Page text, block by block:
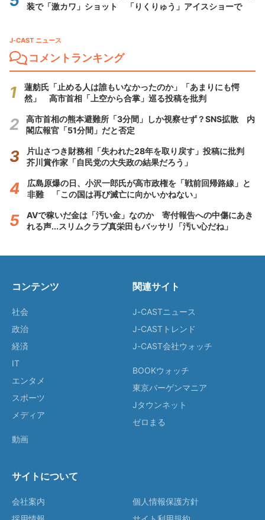
装で「激カワ」ショット 「りくりゅう」アイスショーで
J-CAST ニュース
コメントランキング
蓮舫氏「止める人は誰もいなかったのか」「あまりにも愕
然」 高市首相「上空から合掌」巡る投稿を批判
高市首相の熊本避難所「3分間」しか視察せず？SNS拡散 内
閣広報官「51分間」だと否定
片山さつき財務相「失われた28年を取り戻す」投稿に批判
芥川賞作家「自民党の大失政の結果だろう」
広島原爆の日、小沢一郎氏が高市政権を「戦前回帰路線」と
非難 「この国は再び滅亡に向かいかねない」
AVで稼いだ金は「汚い金」なのか 寄付報告への中傷にあき
れる声...スリムクラブ真栄田もバッサリ「汚い心だね」
コンテンツ
社会
政治
経済
IT
エンタメ
スポーツ
メディア
動画
関連サイト
J-CASTニュース
J-CASTトレンド
J-CAST会社ウォッチ
BOOKウォッチ
東京バーゲンマニア
Jタウンネット
ゼロまる
サイトについて
会社案内
個人情報保護方針